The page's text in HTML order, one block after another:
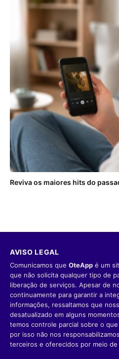
Reviva os maiores hits do
AVISO LEGAL
Comunicamos que OteApp é um
que não solicita qualquer tipo de
liberação de serviços. Apesar de
continuamente para garantir a
informações, ressaltamos que
desatualizado em alguns
temos controle parcial sobre o
por isso não nos
terceiros e oferecidos por meio de